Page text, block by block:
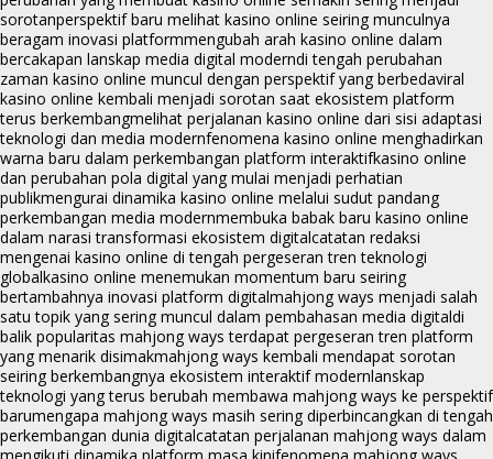
sorotanperspektif baru melihat kasino online seiring munculnya
beragam inovasi platformmengubah arah kasino online dalam
bercakapan lanskap media digital moderndi tengah perubahan
zaman kasino online muncul dengan perspektif yang berbedaviral
kasino online kembali menjadi sorotan saat ekosistem platform
terus berkembangmelihat perjalanan kasino online dari sisi adaptasi
teknologi dan media modernfenomena kasino online menghadirkan
warna baru dalam perkembangan platform interaktifkasino online
dan perubahan pola digital yang mulai menjadi perhatian
publikmengurai dinamika kasino online melalui sudut pandang
perkembangan media modernmembuka babak baru kasino online
dalam narasi transformasi ekosistem digitalcatatan redaksi
mengenai kasino online di tengah pergeseran tren teknologi
globalkasino online menemukan momentum baru seiring
bertambahnya inovasi platform digitalmahjong ways menjadi salah
satu topik yang sering muncul dalam pembahasan media digitaldi
balik popularitas mahjong ways terdapat pergeseran tren platform
yang menarik disimakmahjong ways kembali mendapat sorotan
seiring berkembangnya ekosistem interaktif modernlanskap
teknologi yang terus berubah membawa mahjong ways ke perspektif
barumengapa mahjong ways masih sering diperbincangkan di tengah
perkembangan dunia digitalcatatan perjalanan mahjong ways dalam